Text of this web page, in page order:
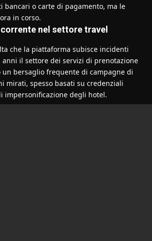
bancari o carte di pagamento, ma le
in corso.
nel settore travel
che la piattaforma subisce incidenti
il settore dei servizi di prenotazione
bersaglio frequente di campagne di
mirati, spesso basati su credenziali
impersonificazione degli hotel.